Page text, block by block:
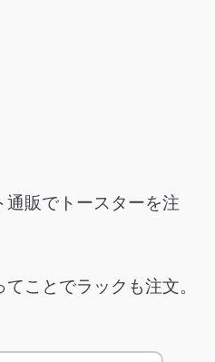
通販でトースターを注
ことでラックも注文。